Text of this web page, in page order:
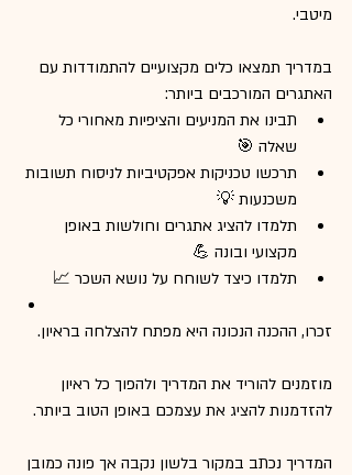
מיטבי.
במדריך תמצאו כלים מקצועיים להתמודדות עם
האתגרים המורכבים ביותר:
תבינו את המניעים והציפיות מאחורי כל
שאלה 🎯
תרכשו טכניקות אפקטיביות לניסוח תשובות
משכנעות 💡
תלמדו להציג אתגרים וחולשות באופן
מקצועי ובונה 💪
תלמדו כיצד לשוחח על נושא השכר 📈
זכרו, ההכנה הנכונה היא מפתח להצלחה בראיון.
מוזמנים להוריד את המדריך ולהפוך כל ראיון
להזדמנות להציג את עצמכם באופן הטוב ביותר.
המדריך נכתב במקור בלשון נקבה אך פונה כמובן